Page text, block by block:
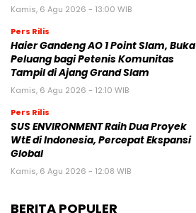
Kamis, 6 Agu 2026 - 13:00 WIB
Pers Rilis
Haier Gandeng AO 1 Point Slam, Buka
Peluang bagi Petenis Komunitas
Tampil di Ajang Grand Slam
Kamis, 6 Agu 2026 - 12:10 WIB
Pers Rilis
SUS ENVIRONMENT Raih Dua Proyek
WtE di Indonesia, Percepat Ekspansi
Global
Kamis, 6 Agu 2026 - 12:08 WIB
BERITA POPULER